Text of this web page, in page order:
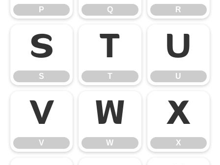
P Q R
S
S
T
T
U
U
V
V
W
W
X
X